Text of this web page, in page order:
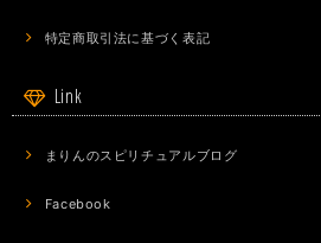
特定商取引法に基づく表記
Link
まりんのスピリチュアルブログ
Facebook